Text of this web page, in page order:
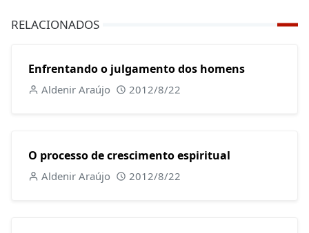
RELACIONADOS
Enfrentando o julgamento dos homens
Aldenir Araújo 2012/8/22
O processo de crescimento espiritual
Aldenir Araújo 2012/8/22